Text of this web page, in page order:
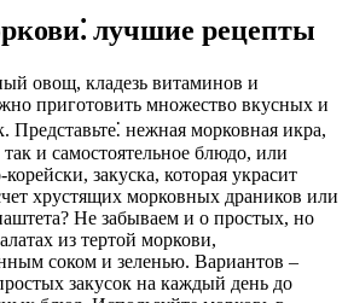
лучшие рецепты
овощ, кладезь витаминов и
приготовить множество вкусных и
Представьте⁚ нежная морковная икра,
и самостоятельное блюдо, или
закуска, которая украсит
хрустящих морковных драников или
Не забываем и о простых, но
из тертой моркови,
соком и зеленью. Вариантов –
закусок на каждый день до